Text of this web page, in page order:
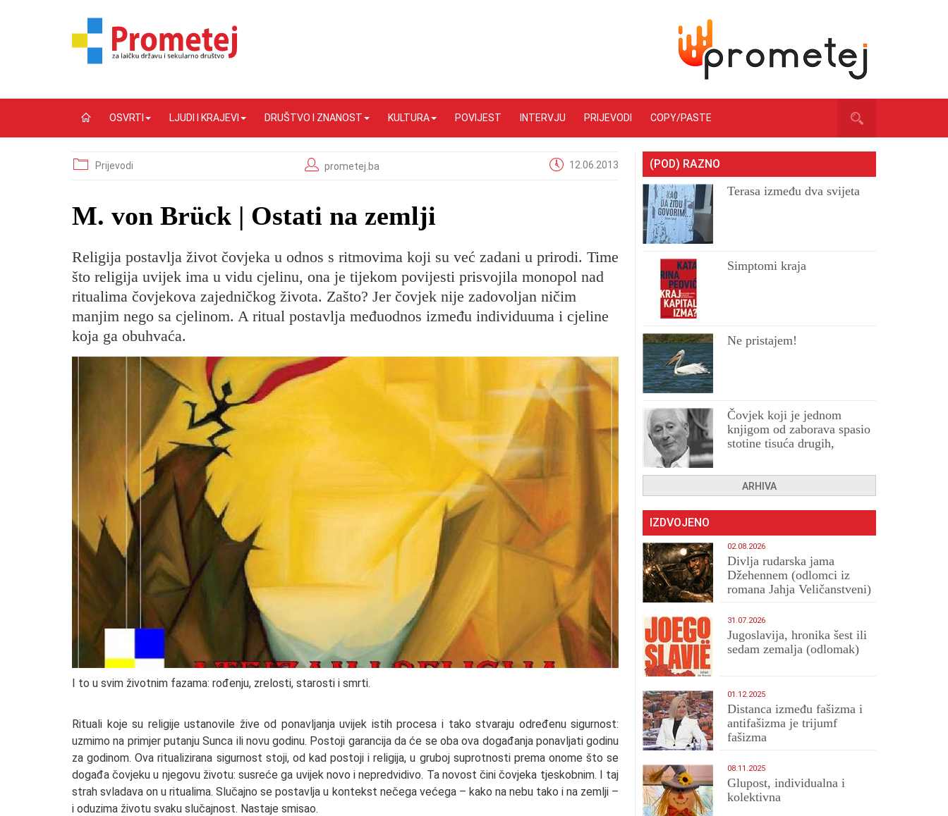
OSVRTI LJUDI I KRAJEVI DRUŠTVO I ZNANOST KULTURA POVIJEST INTERVJU PRIJEVODI COPY/PASTE
Prijevodi prometej.ba 12.06.2013
M. von Brück | Ostati na zemlji
Religija postavlja život čovjeka u odnos s ritmovima koji su već zadani u prirodi. Time
što religija uvijek ima u vidu cjelinu, ona je tijekom povijesti prisvojila monopol nad
ritualima čovjekova zajedničkog života. Zašto? Jer čovjek nije zadovoljan ničim
manjim nego sa cjelinom. A ritual postavlja međuodnos između individuuma i cjeline
koja ga obuhvaća.
I to u svim životnim fazama: rođenju, zrelosti, starosti i smrti.
Rituali koje su religije ustanovile žive od ponavljanja uvijek istih procesa i tako stvaraju određenu sigurnost:
uzmimo na primjer putanju Sunca ili novu godinu. Postoji garancija da će se oba ova događanja ponavljati godinu
za godinom. Ova ritualizirana sigurnost stoji, od kad postoji i religija, u gruboj suprotnosti prema onome što se
događa čovjeku u njegovu životu: susreće ga uvijek novo i nepredvidivo. Ta novost čini čovjeka tjeskobnim. I taj
strah svladava on u ritualima. Slučajno se postavlja u kontekst nečega većega – kako na nebu tako i na zemlji –
i oduzima životu svaku slučajnost. Nastaje smisao.
(POD) RAZNO
Terasa između dva svijeta
Simptomi kraja
Ne pristajem!
Čovjek koji je jednom
knjigom od zaborava spasio
stotine tisuća drugih,
ARHIVA
IZDVOJENO
02.08.2026
Divlja rudarska jama
Džehennem (odlomci iz
romana Jahja Veličanstveni)
31.07.2026
Jugoslavija, hronika šest ili
sedam zemalja (odlomak)
01.12.2025
Distanca između fašizma i
antifašizma je trijumf
fašizma
08.11.2025
Glupost, individualna i
kolektivna